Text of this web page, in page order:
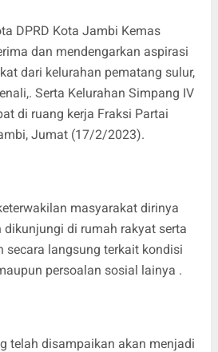
DPRD Kota Jambi Kemas
dan mendengarkan aspirasi
dari kelurahan pematang sulur,
Serta Kelurahan Simpang IV
di ruang kerja Fraksi Partai
Jumat (17/2/2023).
masyarakat dirinya
dikunjungi di rumah rakyat serta
secara langsung terkait kondisi
persoalan sosial lainya .
telah disampaikan akan menjadi